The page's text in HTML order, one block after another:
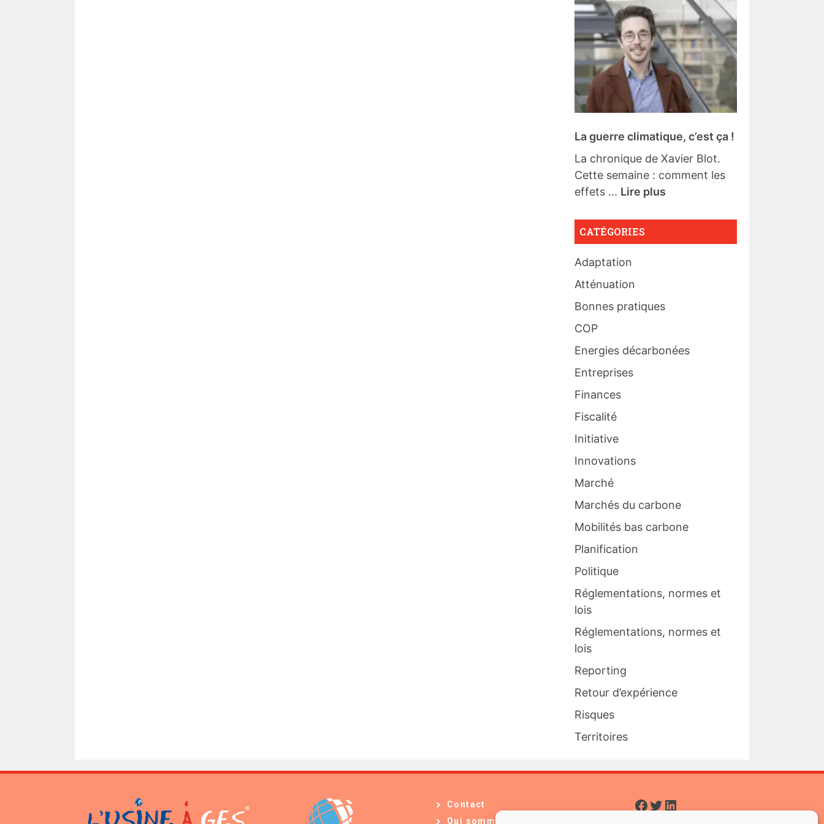
La guerre climatique, c’est ça !
La chronique de Xavier Blot.
Cette semaine : comment les
effets ... Lire plus
CATÉGORIES
Adaptation
Atténuation
Bonnes pratiques
COP
Energies décarbonées
Entreprises
Finances
Fiscalité
Initiative
Innovations
Marché
Marchés du carbone
Mobilités bas carbone
Planification
Politique
Réglementations, normes et
lois
Réglementations, normes et
lois
Reporting
Retour d’expérience
Risques
Territoires
Contact
Qui sommes-nous ?
Facebook
Twitter
LinkedIn